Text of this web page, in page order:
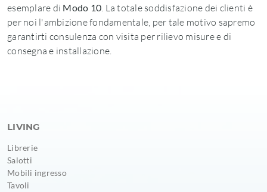
esemplare di Modo 10. La totale soddisfazione dei clienti è
per noi l'ambizione fondamentale, per tale motivo sapremo
garantirti consulenza con visita per rilievo misure e di
consegna e installazione.
LIVING
Librerie
Salotti
Mobili ingresso
Tavoli